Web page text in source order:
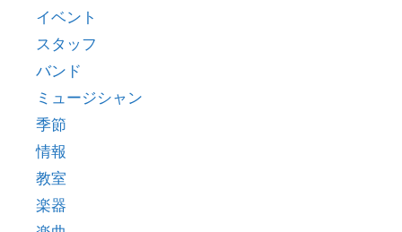
イベント
スタッフ
バンド
ミュージシャン
季節
情報
教室
楽器